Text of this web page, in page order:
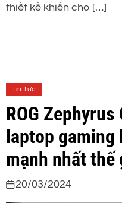
thiết kế khiến cho […]
Tin Tức
ROG
laptop gaming
mạnh nhất thế
20/03/2024